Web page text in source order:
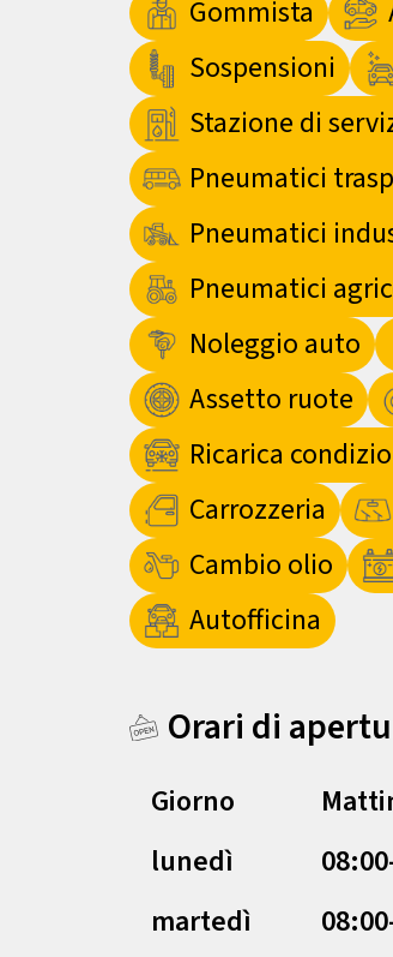
Gommista
Sospensioni
Stazione di
Pneumatici
Pneumatici
Pneumatici
Noleggio auto
Assetto ruote
Ricarica
Carrozzeria
Cambio olio
Autofficina
Orari di
Giorno
lunedì
martedì